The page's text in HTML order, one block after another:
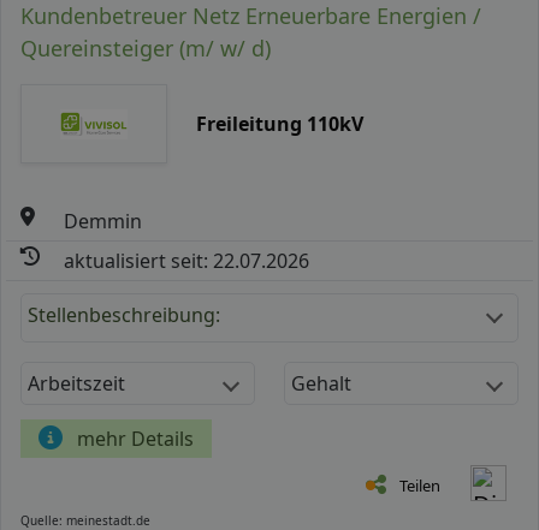
Kundenbetreuer Netz Erneuerbare Energien /
Quereinsteiger (m/ w/ d)
Freileitung 110kV
Demmin
aktualisiert seit: 22.07.2026
Stellenbeschreibung:
Arbeitszeit Gehalt
mehr Details
Teilen
Quelle: meinestadt.de